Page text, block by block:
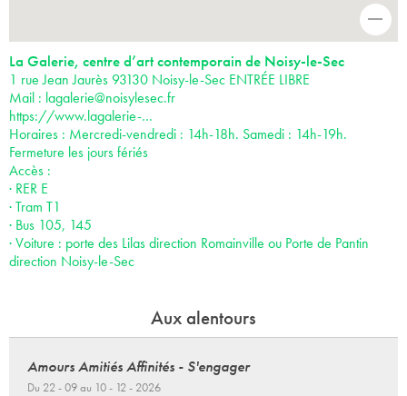
La Galerie, centre d’art contemporain de Noisy-le-Sec
1 rue Jean Jaurès 93130 Noisy-le-Sec ENTRÉE LIBRE
Mail : lagalerie@noisylesec.fr
https://www.lagalerie-…
Horaires : Mercredi-vendredi : 14h-18h. Samedi : 14h-19h.
Fermeture les jours fériés
Accès :
· RER E
· Tram T1
· Bus 105, 145
· Voiture : porte des Lilas direction Romainville ou Porte de Pantin
direction Noisy-le-Sec
Aux alentours
Amours Amitiés Affinités - S'engager
Du 22 - 09 au 10 - 12 - 2026